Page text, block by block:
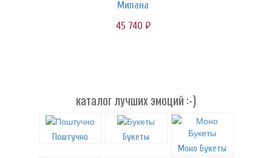
Милана
45 740 руб.
каталог лучших эмоций :-)
Поштучно
Букеты
Моно Букеты